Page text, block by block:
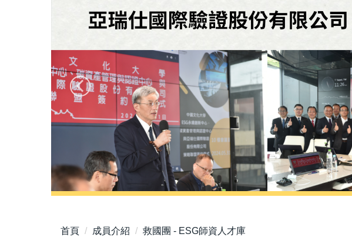
首頁 成員介紹 救國團 - ESG師資人才庫